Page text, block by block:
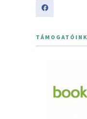
TÁMOGATÓINK